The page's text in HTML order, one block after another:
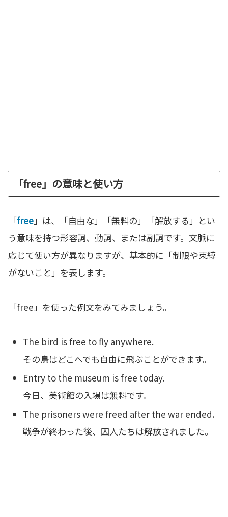
「free」の意味と使い方
「free」は、「自由な」「無料の」「解放する」とい
う意味を持つ形容詞、動詞、または副詞です。文脈に
応じて使い方が異なりますが、基本的に「制限や束縛
がないこと」を表します。
「free」を使った例文をみてみましょう。
The bird is free to fly anywhere.
その鳥はどこへでも自由に飛ぶことができます。
Entry to the museum is free today.
今日、美術館の入場は無料です。
The prisoners were freed after the war ended.
戦争が終わった後、囚人たちは解放されました。